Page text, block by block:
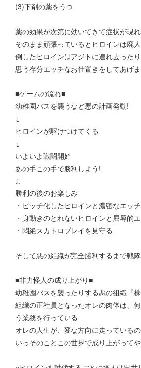
(3)下剤の薬をうつ
薬の効果が次第に効いてきて症状が現
そのまま頑張っているとヒロインは廃
倒したヒロインはアジトに連れ去った
思う存分エッチなお仕置きをしてあげ
■ゲームの流れ■
幼稚園バスを襲うなど悪の計画発動!
↓
ヒロインが駆けつけてくる
↓
いよいよ戦闘開始
あの手この手で勝利しよう!
↓
勝利の後のお楽しみ
・ビッチ化したヒロインと濃密なエッ
・身動きのとれないヒロインと屈辱的
・悶絶スカトロプレイを見守る
そして悪の組織が完全勝利するまで戦
■非力怪人の成り上がり■
幼稚園バスを襲ったりする悪の組織『
組織の正社員となったオレの肉体は、
う業務を行っている
オレの人生が、変な方向に走っている
いっそのことこの世界で成り上がってや